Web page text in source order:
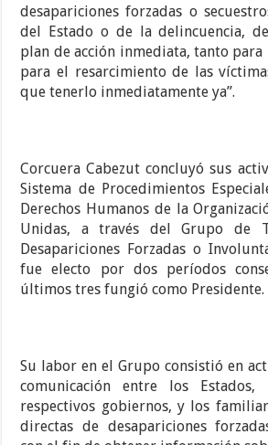
desapariciones forzadas o
del Estado o de la delincuencia,
plan de acción inmediata, tanto
para el resarcimiento de las
que tenerlo inmediatamente ya”.
Corcuera Cabezut concluyó sus
Sistema de Procedimientos
Derechos Humanos de la
Unidas, a través del Grupo de
Desapariciones Forzadas o
fue electo por dos períodos
últimos tres fungió como Presidente.
Su labor en el Grupo consistió en
comunicación entre los
respectivos gobiernos, y los
directas de desapariciones